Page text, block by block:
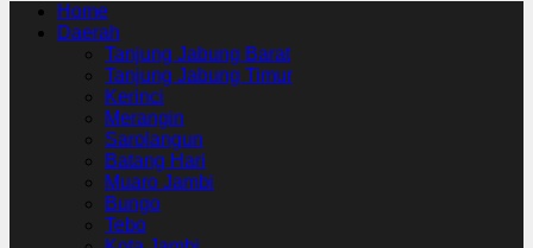
Home
Daerah
Tanjung Jabung Barat
Tanjung Jabung Timur
Kerinci
Merangin
Sarolangun
Batang Hari
Muaro Jambi
Bungo
Tebo